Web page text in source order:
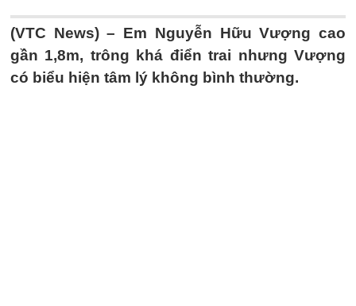
(VTC News) – Em Nguyễn Hữu Vượng cao
gần 1,8m, trông khá điển trai nhưng Vượng
có biểu hiện tâm lý không bình thường.